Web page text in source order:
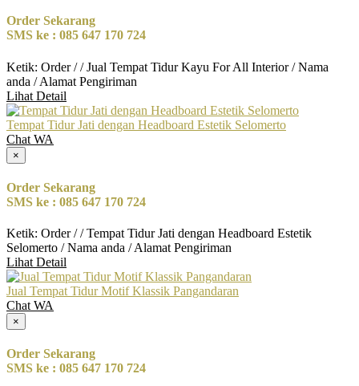
Order Sekarang
SMS ke : 085 647 170 724
Ketik: Order / / Jual Tempat Tidur Kayu For All Interior / Nama
anda / Alamat Pengiriman
Lihat Detail
Tempat Tidur Jati dengan Headboard Estetik Selomerto
Chat WA
×
Order Sekarang
SMS ke : 085 647 170 724
Ketik: Order / / Tempat Tidur Jati dengan Headboard Estetik
Selomerto / Nama anda / Alamat Pengiriman
Lihat Detail
Jual Tempat Tidur Motif Klassik Pangandaran
Chat WA
×
Order Sekarang
SMS ke : 085 647 170 724